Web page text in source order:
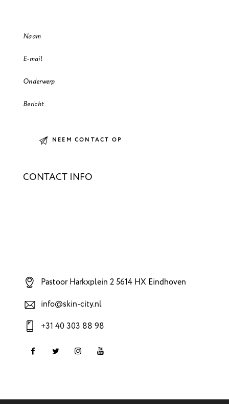
CONTACT INFO
Pastoor Harkxplein 2 5614 HX Eindhoven
info@skin-city.nl
+31 40 303 88 98